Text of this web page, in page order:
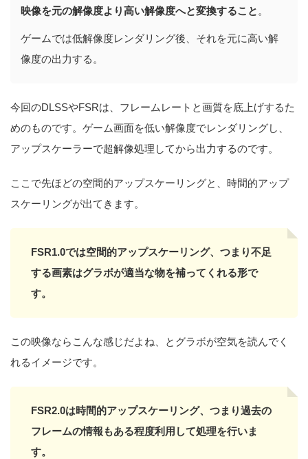
映像を元の解像度より高い解像度へと変換すること 。
ゲームでは低解像度レンダリング後、それを元に高い解
像度の出力する。
今回のDLSSやFSRは、フレームレートと画質を底上げするた
めのものです。ゲーム画面を低い解像度でレンダリングし、
アップスケーラーで超解像処理してから出力するのです。
ここで先ほどの空間的アップスケーリングと、時間的アップ
スケーリングが出てきます。
FSR1.0では空間的アップスケーリング、つまり不足
する画素はグラボが適当な物を補ってくれる形で
す。
この映像ならこんな感じだよね、とグラボが空気を読んでく
れるイメージです。
FSR2.0は時間的アップスケーリング、つまり過去の
フレームの情報もある程度利用して処理を行いま
す。